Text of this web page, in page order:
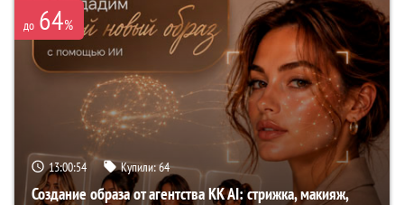
до 64%
13:00:53 Купили:64
Создание образа от агентства KK AI: стрижка, макияж,